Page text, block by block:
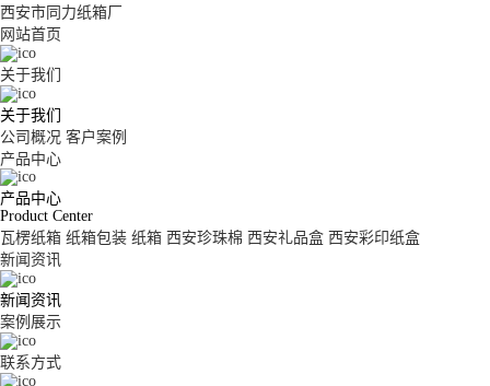
西安市同力纸箱厂
网站首页
关于我们
关于我们
公司概况 客户案例
产品中心
产品中心
Product Center
瓦楞纸箱 纸箱包装 纸箱 西安珍珠棉 西安礼品盒 西安彩印纸盒
新闻资讯
新闻资讯
案例展示
联系方式